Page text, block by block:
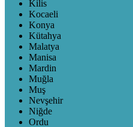
Kilis
Kocaeli
Konya
Kütahya
Malatya
Manisa
Mardin
Muğla
Muş
Nevşehir
Niğde
Ordu